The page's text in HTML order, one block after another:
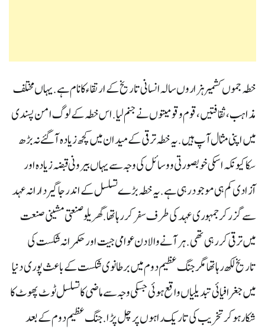
خطہ جموں کشمیر ہزاروں سالہ انسانی تاریخ کے ارتقاء کا نام ہے. یہاں مختلف
مذاہب، ثقافتیں، قوم و قومیتوں نے جنم لیا. اس خطہ کے لوگ امن پسندی
میں اپنی مثال آپ ہیں. یہ خطہ ترقی کے میدان میں کچھ زیادہ آگئے نہ بڑھ
سکا کیونکہ اسکی خوبصورتی و وسائل کی وجہ سے یہاں بیرونی قبضہ زیادہ اور
آزادی کم ہی موجود رہی ہے. یہ خطہ بڑے تسلسل کے اندر جاگیردارانہ عہد
سے گزر کر جمہوری عہد کی طرف سفر کر رہا تھا. گھریلو صنعتی مشینی صنعت
میں ترقی کر رہی تھی. ہر آنے والا دن عوامی جیت اور حکمرانہ شکست کی
تاریخ لکھ رہا تھا مگر جنگ عظیم دوم میں برطانوی شکست کے باعث پوری دنیا
میں جغرافیائی تبدیلیاں واقع ہوئی جسکی وجہ سے ماضی کا تسلسل ٹوٹ پھوٹ کا
شکار ہو کر تخریب کی تاریک راہوں پر چل پڑا. جنگ عظیم دوم کے بعد